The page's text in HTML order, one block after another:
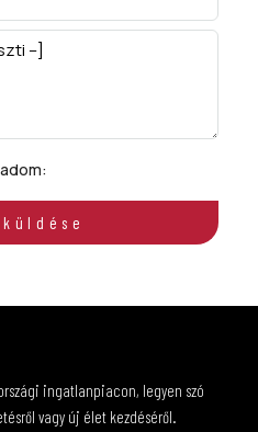
ingatlanpiacon, legyen szó
vagy új élet kezdéséről.